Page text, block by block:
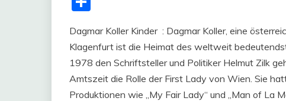
Dagmar Koller Kinder : Dagmar Koller, eine
Klagenfurt ist die Heimat des weltweit
1978 den Schriftsteller und Politiker Helmut Zilk
Amtszeit die Rolle der First Lady von Wien. Sie
Produktionen wie „My Fair Lady“ und „Man of La